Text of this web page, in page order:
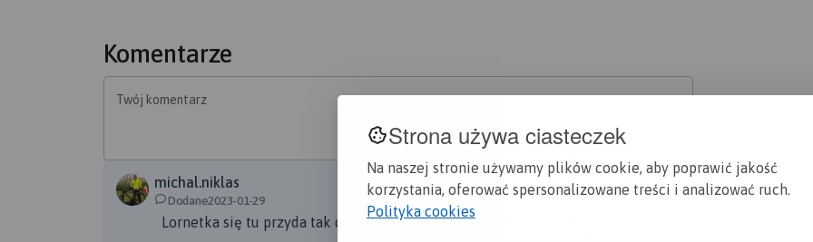
Strona używa ciasteczek
Na naszej stronie używamy plików cookie, aby poprawić jakość
korzystania, oferować spersonalizowane treści i analizować ruch.
Polityka cookies
kiedyś były na północ od Świętej. Ze Świętej warto dojazdem pożarowym 50 pojechać na północ, na dość
stawy nawigacyjne, czyli takie latarnie naprowadzające statki na prawidłowy tor. W Świętej na rozwidleniu
nabrzeżu promowym. Szlak ma 12 km długości. Wycieczka z Goleniowa w obie strony to ok. 32 km.
Komentarze
Twój komentarz
michal.niklas
Dodane2023-01-29
Lornetka się tu przyda tak do obserwacji ptaków, jak i ruchu na Odrze.